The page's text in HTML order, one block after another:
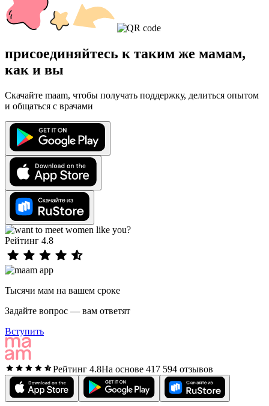
присоединяйтесь к таким же мамам,
как и вы
Скачайте maam, чтобы получать поддержку, делиться опытом
и общаться с врачами
Рейтинг 4.8
Тысячи мам на вашем сроке
Задайте вопрос — вам ответят
Вступить
Рейтинг 4.8На основе 417 594 отзывов